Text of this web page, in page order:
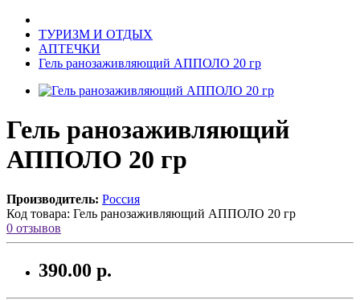
ТУРИЗМ И ОТДЫХ
АПТЕЧКИ
Гель ранозаживляющий АППОЛО 20 гр
Гель ранозаживляющий
АППОЛО 20 гр
Производитель: Россия
Код товара: Гель ранозаживляющий АППОЛО 20 гр
0 отзывов
390.00 р.